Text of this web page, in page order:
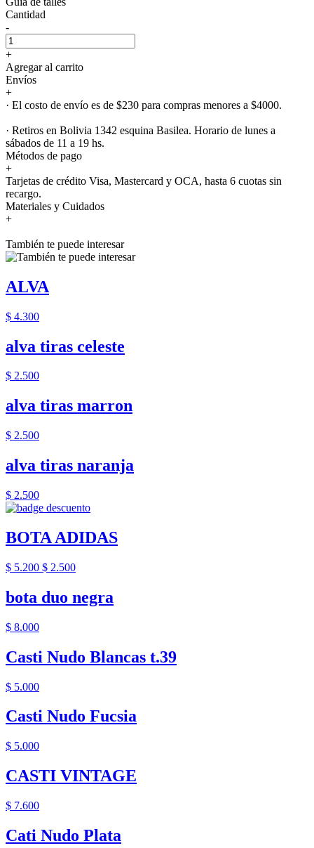
Cantidad
-
+
Agregar al carrito
Envíos
+
· El costo de envío es de $230 para compras menores a $4000.
· Retiros en Bolivia 1342 esquina Basilea. Horario de lunes a
sábados de 11 a 19 hs.
Métodos de pago
+
Tarjetas de crédito Visa, Mastercard y OCA, hasta 6 cuotas sin
recargo.
Materiales y Cuidados
+
También te puede interesar
ALVA
$ 4.300
alva tiras celeste
$ 2.500
alva tiras marron
$ 2.500
alva tiras naranja
$ 2.500
BOTA ADIDAS
$ 5.200 $ 2.500
bota duo negra
$ 8.000
Casti Nudo Blancas t.39
$ 5.000
Casti Nudo Fucsia
$ 5.000
CASTI VINTAGE
$ 7.600
Cati Nudo Plata